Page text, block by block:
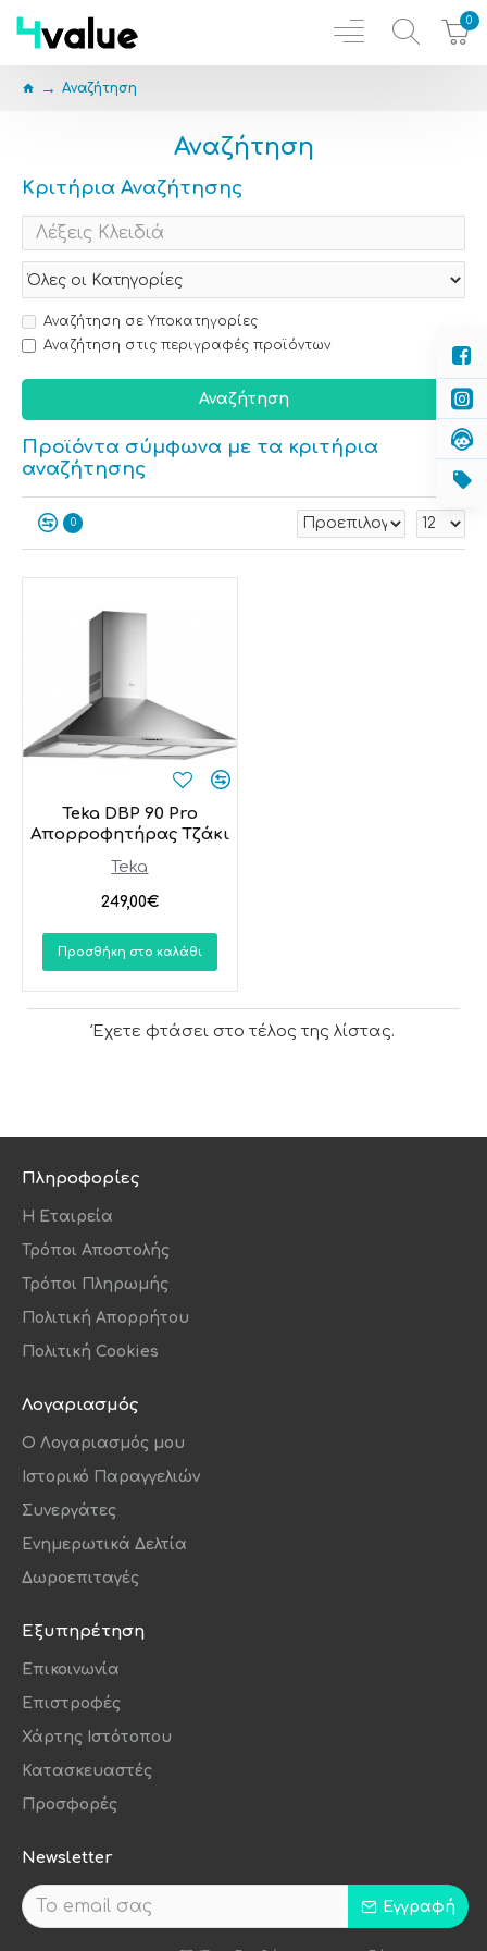
0
Αναζήτηση
Αναζήτηση
Κριτήρια Αναζήτησης
Αναζήτηση σε Υποκατηγορίες
Αναζήτηση στις περιγραφές προϊόντων
Αναζήτηση
Προϊόντα σύμφωνα με τα κριτήρια
αναζήτησης
0
Teka
Teka DBP 90 Pro
Απορροφητήρας Τζάκι
249,00€
Προσθήκη στο καλάθι
Έχετε φτάσει στο τέλος της λίστας.
Πληροφορίες
Η Εταιρεία
Τρόποι Αποστολής
Τρόποι Πληρωμής
Πολιτική Απορρήτου
Πολιτική Cookies
Λογαριασμός
O Λογαριασμός μου
Ιστορικό Παραγγελιών
Συνεργάτες
Ενημερωτικά Δελτία
Δωροεπιταγές
Εξυπηρέτηση
Επικοινωνία
Επιστροφές
Χάρτης Ιστότοπου
Κατασκευαστές
Προσφορές
Newsletter
Εγγραφή